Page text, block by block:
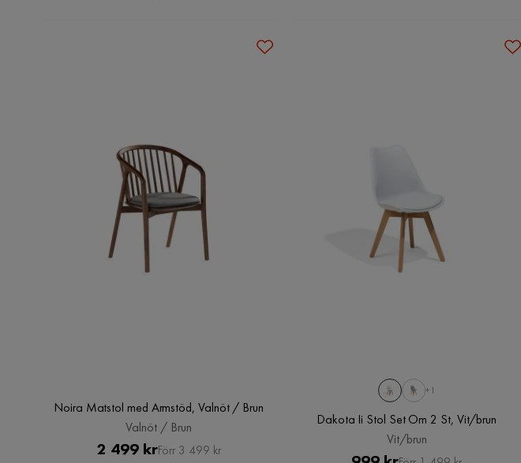
Noira Matstol med Armstöd, Valnöt / Brun
Valnöt / Brun
Pris
2 499 krOriginal
Förr 3 499 kr
+1
Dakota Ii Stol Set Om 2 St, Vit/brun
Vit/brun